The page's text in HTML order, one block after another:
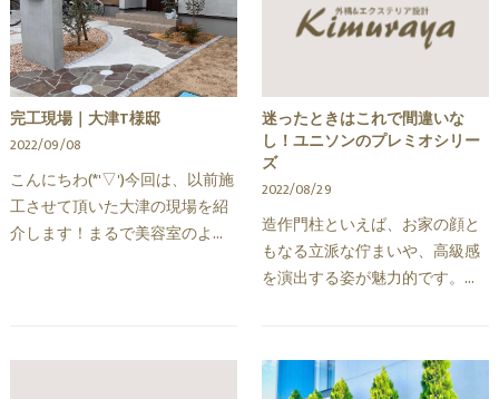
完工現場｜大津T様邸
2022/09/08
こんにちわ(*'▽')今回は、以前施
工させて頂いた大津の現場を紹
介します！まるで美容室のよう
迷ったときはこれで間違いな
し！ユニソンのプレミオシリー
ズ
2022/08/29
造作門柱といえば、お家の顔と
もなる立派な佇まいや、高級感
を演出する姿が魅力的です。ま
一つカスタムして作りあげるこ
とができます。とはいえ、長年
使用していく物なので…